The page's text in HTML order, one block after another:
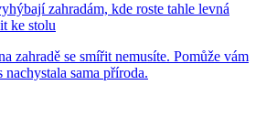
zahradám, kde roste tahle levná
ke stolu
zahradě se smířit nemusíte. Pomůže vám
nachystala sama příroda.